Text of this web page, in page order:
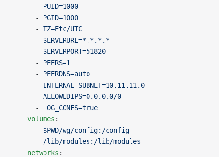
      -
PUID=1000
      -
PGID=1000
      -
TZ=Etc/UTC
      -
SERVERURL=*.*.*.*
      -
SERVERPORT=51820
      -
PEERS=1
      -
PEERDNS=auto
      -
INTERNAL_SUBNET=10.11.11.0
      -
ALLOWEDIPS=0.0.0.0/0
      -
LOG_CONFS=true
    volumes
:
      -
$PWD/wg/config:/config
      -
/lib/modules:/lib/modules
    networks
: